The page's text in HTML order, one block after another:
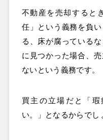
不動産を売却すると
任」という義務を負
る、床が腐っている
に見つかった場合、
ないという義務です。
買主の立場だと「
い。」となるからでし